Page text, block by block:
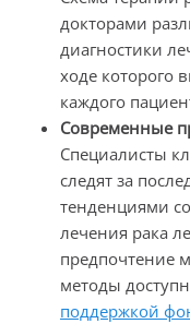
докторами
диагностики
ходе которого
каждого
Современные
Специалисты
следят за
тенденциями
лечения рака
предпочтение
методы
поддержкой